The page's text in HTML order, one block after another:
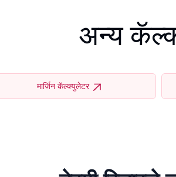
अन्य
मार्जिन कॅल्क्युलेटर